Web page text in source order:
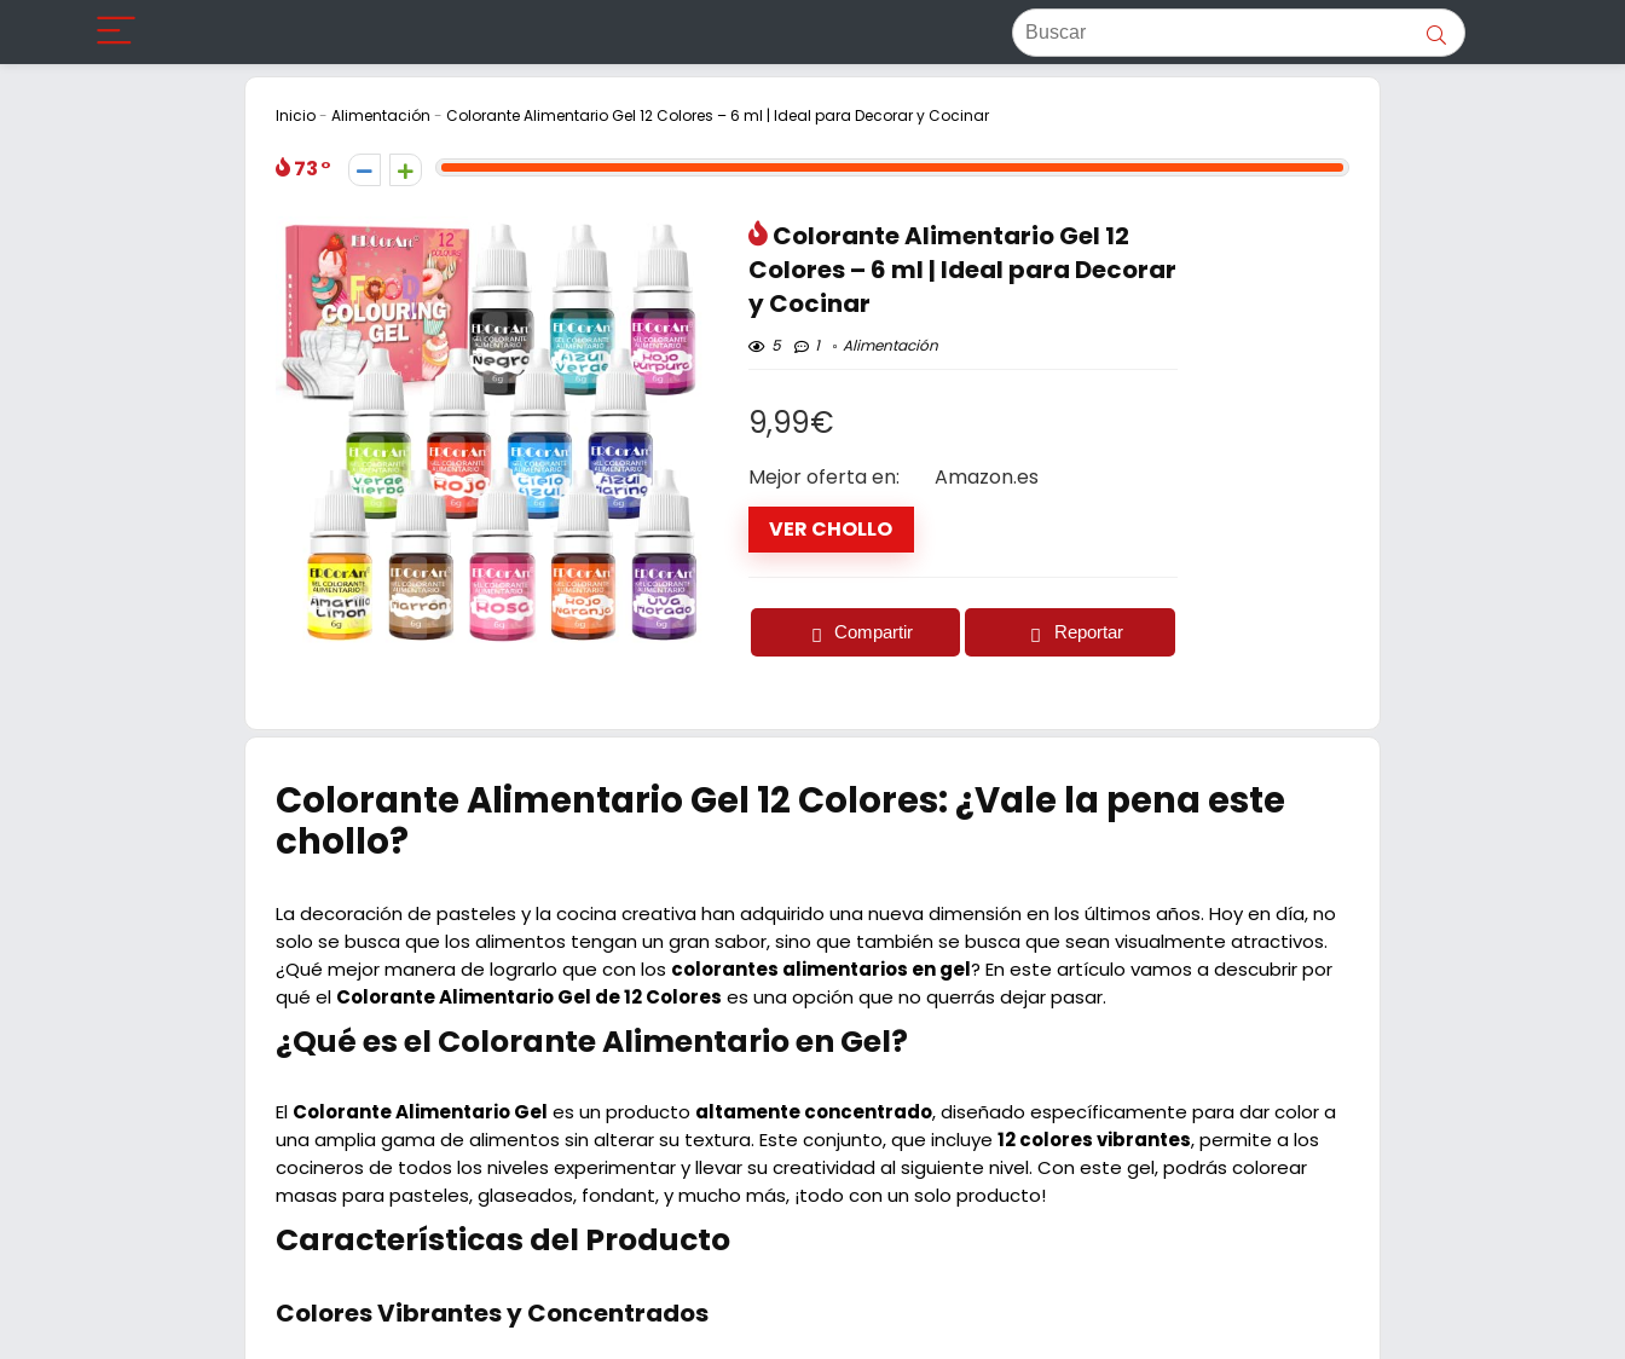
Inicio- Alimentación - Colorante Alimentario Gel 12 Colores – 6 ml | Ideal para Decorar y Cocinar
73
Colorante Alimentario Gel 12
Colores – 6 ml | Ideal para Decorar
y Cocinar
5 1 Alimentación
9,99€
Mejor oferta en:
Amazon.es
VER CHOLLO
Compartir Reportar
Colorante Alimentario Gel 12 Colores: ¿Vale la pena este
chollo?
La decoración de pasteles y la cocina creativa han adquirido una nueva dimensión en los últimos años. Hoy en día, no
solo se busca que los alimentos tengan un gran sabor, sino que también se busca que sean visualmente atractivos.
¿Qué mejor manera de lograrlo que con los colorantes alimentarios en gel? En este artículo vamos a descubrir por
qué el Colorante Alimentario Gel de 12 Colores es una opción que no querrás dejar pasar.
¿Qué es el Colorante Alimentario en Gel?
El Colorante Alimentario Gel es un producto altamente concentrado, diseñado específicamente para dar color a
una amplia gama de alimentos sin alterar su textura. Este conjunto, que incluye 12 colores vibrantes, permite a los
cocineros de todos los niveles experimentar y llevar su creatividad al siguiente nivel. Con este gel, podrás colorear
masas para pasteles, glaseados, fondant, y mucho más, ¡todo con un solo producto!
Características del Producto
Colores Vibrantes y Concentrados